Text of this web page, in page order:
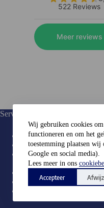
Wij gebruiken cookies
functioneren en om het
toestemming plaatsen wij
Google en social media).
Lees meer in ons
Accepteer
Service:
Over Ons
Veelgestelde vragen
Verzenden &
Retourneren
Garantie